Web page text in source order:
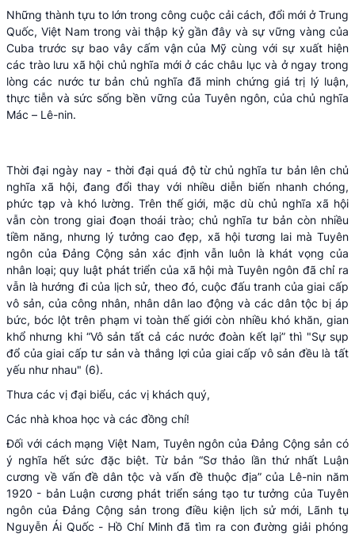
Những thành tựu to lớn trong công cuộc cải cách, đổi mới ở Trung
Quốc, Việt Nam trong vài thập kỷ gần đây và sự vững vàng của
Cuba trước sự bao vây cấm vận của Mỹ cùng với sự xuất hiện
các trào lưu xã hội chủ nghĩa mới ở các châu lục và ở ngay trong
lòng các nước tư bản chủ nghĩa đã minh chứng giá trị lý luận,
thực tiễn và sức sống bền vững của Tuyên ngôn, của chủ nghĩa
Mác – Lê-nin.
Thời đại ngày nay - thời đại quá độ từ chủ nghĩa tư bản lên chủ
nghĩa xã hội, đang đổi thay với nhiều diễn biến nhanh chóng,
phức tạp và khó lường. Trên thế giới, mặc dù chủ nghĩa xã hội
vẫn còn trong giai đoạn thoái trào; chủ nghĩa tư bản còn nhiều
tiềm năng, nhưng lý tưởng cao đẹp, xã hội tương lai mà Tuyên
ngôn của Đảng Cộng sản xác định vẫn luôn là khát vọng của
nhân loại; quy luật phát triển của xã hội mà Tuyên ngôn đã chỉ ra
vẫn là hướng đi của lịch sử, theo đó, cuộc đấu tranh của giai cấp
vô sản, của công nhân, nhân dân lao động và các dân tộc bị áp
bức, bóc lột trên phạm vi toàn thế giới còn nhiều khó khăn, gian
khổ nhưng khi “Vô sản tất cả các nước đoàn kết lại” thì "Sự sụp
đổ của giai cấp tư sản và thắng lợi của giai cấp vô sản đều là tất
yếu như nhau" (6).
Thưa các vị đại biểu, các vị khách quý,
Các nhà khoa học và các đồng chí!
Đối với cách mạng Việt Nam, Tuyên ngôn của Đảng Cộng sản có
ý nghĩa hết sức đặc biệt. Từ bản “Sơ thảo lần thứ nhất Luận
cương về vấn đề dân tộc và vấn đề thuộc địa” của Lê-nin năm
1920 - bản Luận cương phát triển sáng tạo tư tưởng của Tuyên
ngôn của Đảng Cộng sản trong điều kiện lịch sử mới, Lãnh tụ
Nguyễn Ái Quốc - Hồ Chí Minh đã tìm ra con đường giải phóng